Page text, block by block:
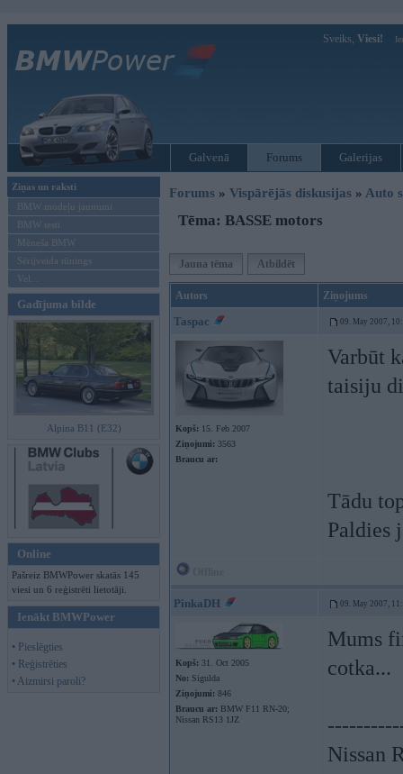
Sveiks, Viesi!
Galvenā Forums Galerijas
Ziņas un raksti
BMW modeļu jaunumi
BMW testi
Mēneša BMW
Sērijveida tūnings
Vel...
Gadījuma bilde
Alpina B11 (E32)
Online
Pašreiz BMWPower skatās 145
viesi un 6 reģistrēti lietotāji.
Ienākt BMWPower
• Pieslēgties
• Reģistrēties
• Aizmirsi paroli?
Forums » Vispārējās diskusijas » Auto
Tēma: BASSE motors
Jauna tēma Atbildēt
Autors Ziņojums
Taspac 09. May 2007,
Kopš: 15. Feb 2007
Ziņojumi: 3563
Braucu ar:
Varbūt
taisiju
Tādu
Paldies
PinkaDH 09. May 2007,
Kopš: 31. Oct 2005
No: Sigulda
Ziņojumi: 846
Braucu ar: BMW F11 RN-20;
Nissan RS13 1JZ
Mums
cotka...
Nissan